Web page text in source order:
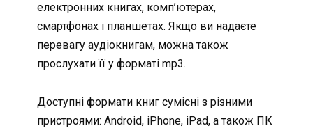
електронних книгах, комп’ютерах,
смартфонах і планшетах. Якщо ви надаєте
перевагу аудіокнигам, можна також
прослухати її у форматі mp3.
Доступні формати книг сумісні з різними
пристроями: Android, iPhone, iPad, а також ПК